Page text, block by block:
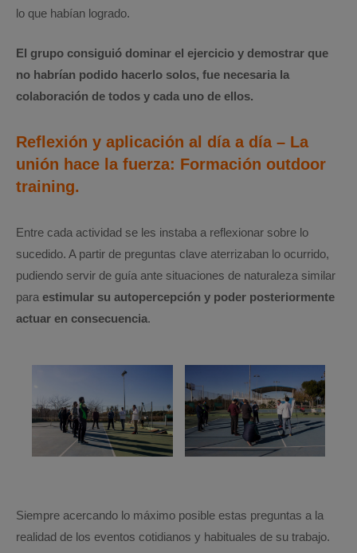
lo que habían logrado.
El grupo consiguió dominar el ejercicio y demostrar que
no habrían podido hacerlo solos, fue necesaria la
colaboración de todos y cada uno de ellos.
Reflexión y aplicación al día a día – La
unión hace la fuerza: Formación outdoor
training.
Entre cada actividad se les instaba a reflexionar sobre lo
sucedido. A partir de preguntas clave aterrizaban lo ocurrido,
pudiendo servir de guía ante situaciones de naturaleza similar
para estimular su autopercepción y poder posteriormente
actuar en consecuencia.
Siempre acercando lo máximo posible estas preguntas a la
realidad de los eventos cotidianos y habituales de su trabajo.